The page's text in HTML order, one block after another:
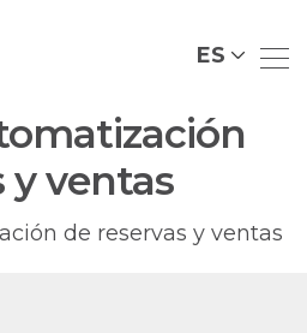
ES
y ventas
de reservas y ventas